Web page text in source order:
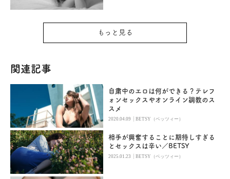
もっと見る
関連記事
自粛中のエロは何ができる？テレフ
ォンセックスやオンライン調教のス
スメ
2020.04.09 |BETSY（ベッツィー）
相手が興奮することに期待しすぎる
とセックスは辛い／BETSY
2025.01.23 |BETSY（ベッツィー）